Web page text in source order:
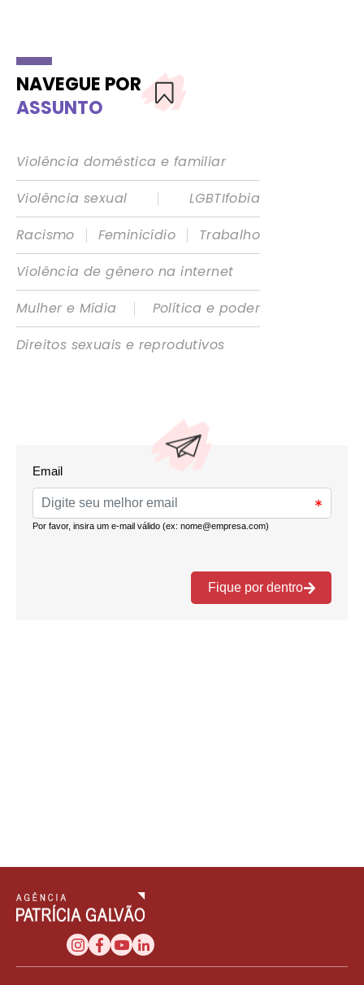
NAVEGUE POR
ASSUNTO
Violência doméstica e familiar
Violência sexual
|
LGBTIfobia
Racismo
| Feminicídio |
Trabalho
Violência de gênero na internet
Mulher e Mídia
|
Política e poder
Direitos sexuais e reprodutivos